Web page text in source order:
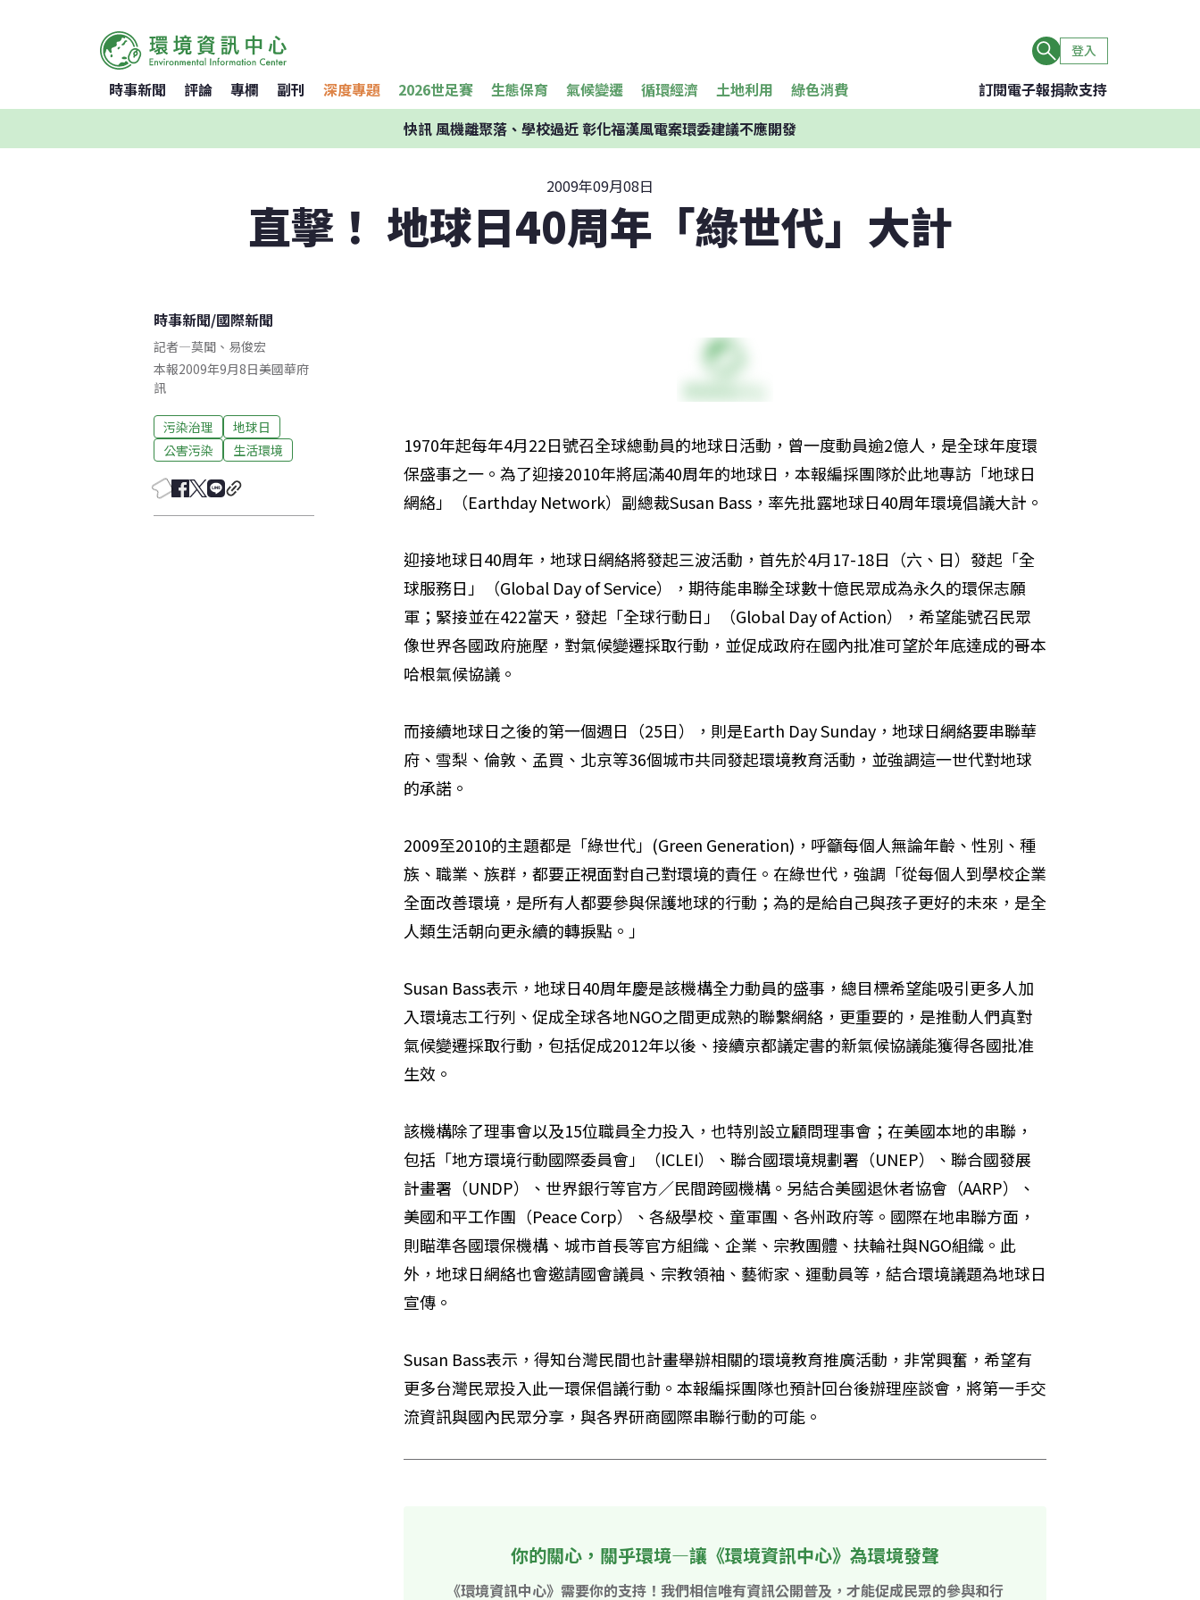
登入
時事新聞 評論 專欄 副刊 深度專題 2026世足賽 生態保育 氣候變遷 循環經濟 土地利用 綠色消費 訂閱電子報捐款支持
快訊風機離聚落、學校過近 彰化福漢風電案環委建議不應開發
2009年09月08日
直擊！ 地球日40周年「綠世代」大計
時事新聞/國際新聞
記者—莫聞 、 易俊宏
本報2009年9月8日美國華府
訊
污染治理
地球日
公害污染
生活環境
1970年起每年4月22日號召全球總動員的地球日活動，曾一度動員逾2億人，是全球年度環
保盛事之一。為了迎接2010年將屆滿40周年的地球日，本報編採團隊於此地專訪「地球日
網絡」（Earthday Network）副總裁Susan Bass，率先批露地球日40周年環境倡議大計。
迎接地球日40周年，地球日網絡將發起三波活動，首先於4月17-18日（六、日）發起「全
球服務日」（Global Day of Service），期待能串聯全球數十億民眾成為永久的環保志願
軍；緊接並在422當天，發起「全球行動日」（Global Day of Action），希望能號召民眾
像世界各國政府施壓，對氣候變遷採取行動，並促成政府在國內批准可望於年底達成的哥本
哈根氣候協議。
而接續地球日之後的第一個週日（25日），則是Earth Day Sunday，地球日網絡要串聯華
府、雪梨、倫敦、孟買、北京等36個城市共同發起環境教育活動，並強調這一世代對地球
的承諾。
2009至2010的主題都是「綠世代」(Green Generation)，呼籲每個人無論年齡、性別、種
族、職業、族群，都要正視面對自己對環境的責任。在綠世代，強調「從每個人到學校企業
全面改善環境，是所有人都要參與保護地球的行動；為的是給自己與孩子更好的未來，是全
人類生活朝向更永續的轉捩點。」
Susan Bass表示，地球日40周年慶是該機構全力動員的盛事，總目標希望能吸引更多人加
入環境志工行列、促成全球各地NGO之間更成熟的聯繫網絡，更重要的，是推動人們真對
氣候變遷採取行動，包括促成2012年以後、接續京都議定書的新氣候協議能獲得各國批准
生效。
該機構除了理事會以及15位職員全力投入，也特別設立顧問理事會；在美國本地的串聯，
包括「地方環境行動國際委員會」（ICLEI）、聯合國環境規劃署（UNEP）、聯合國發展
計畫署（UNDP）、世界銀行等官方／民間跨國機構。另結合美國退休者協會（AARP）、
美國和平工作團（Peace Corp）、各級學校、童軍團、各州政府等。國際在地串聯方面，
則瞄準各國環保機構、城市首長等官方組織、企業、宗教團體、扶輪社與NGO組織。此
外，地球日網絡也會邀請國會議員、宗教領袖、藝術家、運動員等，結合環境議題為地球日
宣傳。
Susan Bass表示，得知台灣民間也計畫舉辦相關的環境教育推廣活動，非常興奮，希望有
更多台灣民眾投入此一環保倡議行動。本報編採團隊也預計回台後辦理座談會，將第一手交
流資訊與國內民眾分享，與各界研商國際串聯行動的可能。
你的關心，關乎環境—讓《環境資訊中心》為環境發聲
《環境資訊中心》需要你的支持！我們相信唯有資訊公開普及，才能促成民眾的參與和行